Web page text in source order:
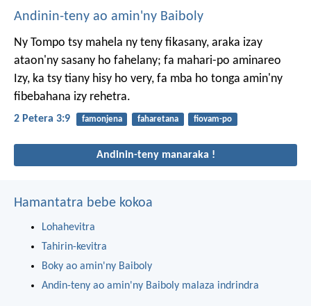
Andinin-teny ao amin'ny Baiboly
Ny Tompo tsy mahela ny teny fikasany, araka izay
ataon'ny sasany ho fahelany; fa mahari-po aminareo
Izy, ka tsy tiany hisy ho very, fa mba ho tonga amin'ny
fibebahana izy rehetra.
2 Petera 3:9 famonjena faharetana fiovam-po
Andinin-teny manaraka !
Hamantatra bebe kokoa
Lohahevitra
Tahirin-kevitra
Boky ao amin'ny Baiboly
Andin-teny ao amin'ny Baiboly malaza indrindra